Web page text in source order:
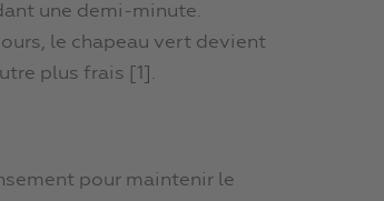
une demi-minute.
le chapeau vert devient
plus frais [1].
pour maintenir le